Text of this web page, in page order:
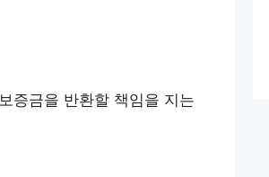
증금을 반환할 책임을 지는